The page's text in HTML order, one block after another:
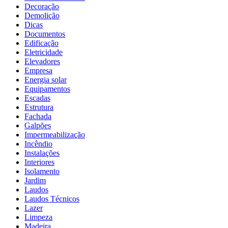
Decoração
Demolição
Dicas
Documentos
Edificação
Eletricidade
Elevadores
Empresa
Energia solar
Equipamentos
Escadas
Estrutura
Fachada
Galpões
Impermeabilização
Incêndio
Instalações
Interiores
Isolamento
Jardim
Laudos
Laudos Técnicos
Lazer
Limpeza
Madeira